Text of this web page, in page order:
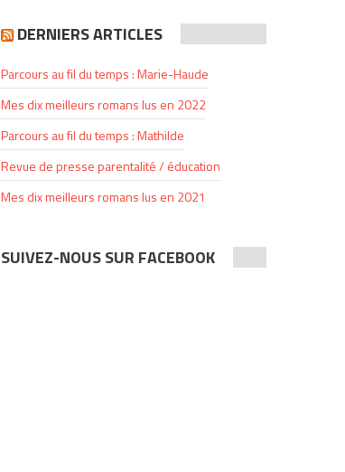
DERNIERS ARTICLES
Parcours au fil du temps : Marie-Haude
Mes dix meilleurs romans lus en 2022
Parcours au fil du temps : Mathilde
Revue de presse parentalité / éducation
Mes dix meilleurs romans lus en 2021
SUIVEZ-NOUS SUR FACEBOOK